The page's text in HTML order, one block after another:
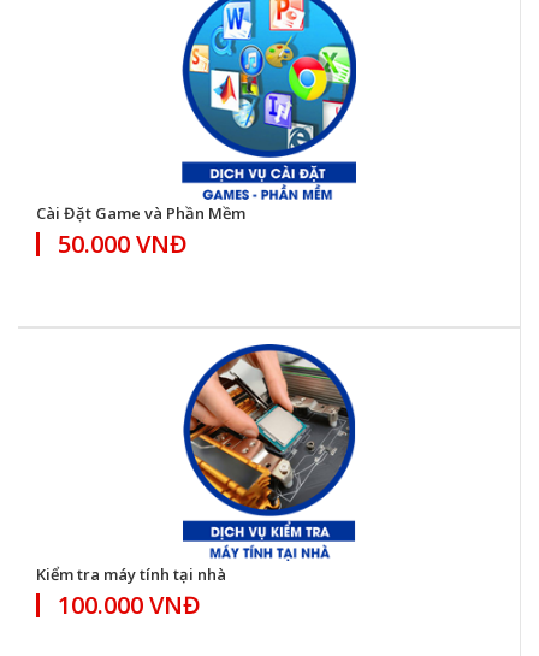
Cài Đặt Game và Phần Mềm
50.000 VNĐ
Kiểm tra máy tính tại nhà
100.000 VNĐ